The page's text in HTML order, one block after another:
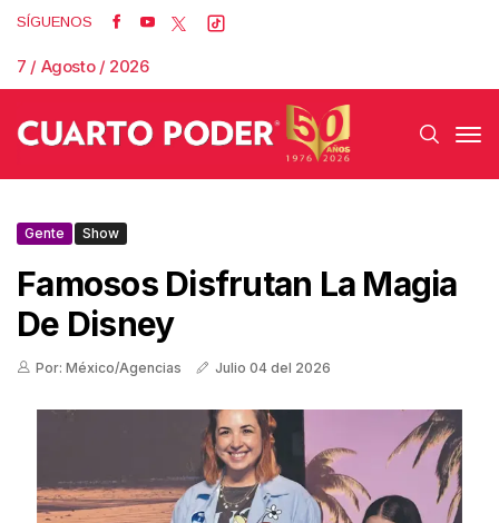
SÍGUENOS
7 / Agosto / 2026
Gente Show
Famosos Disfrutan La Magia
De Disney
Por: México/Agencias Julio 04 del 2026